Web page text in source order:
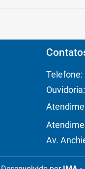
Telefone:
Av.